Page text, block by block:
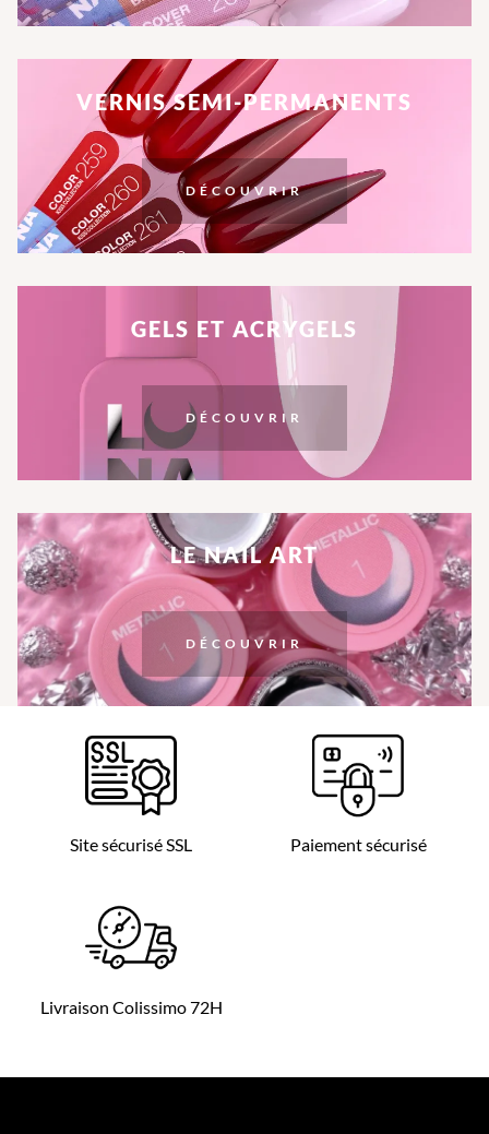
VERNIS SEMI-PERMANENTS
DÉCOUVRIR
GELS ET ACRYGELS
DÉCOUVRIR
LE NAIL ART
DÉCOUVRIR
Site sécurisé SSL Paiement sécurisé
Livraison Colissimo 72H